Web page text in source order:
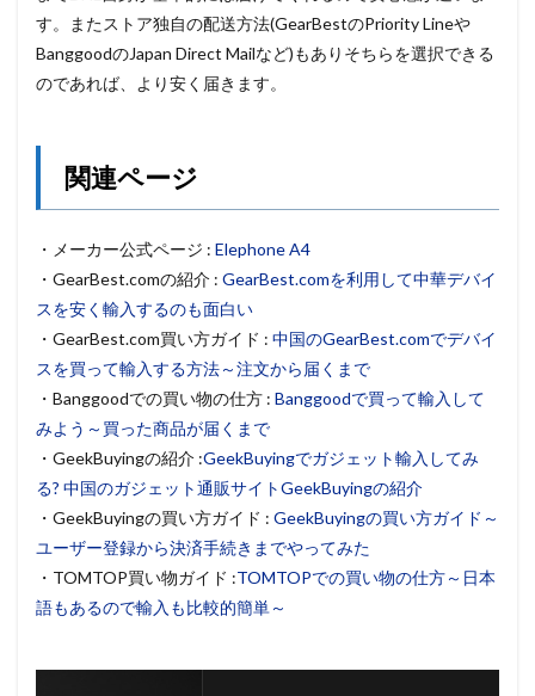
す。またストア独自の配送方法(GearBestのPriority Lineや
BanggoodのJapan Direct Mailなど)もありそちらを選択できる
のであれば、より安く届きます。
関連ページ
・メーカー公式ページ : Elephone A4
・GearBest.comの紹介 : GearBest.comを利用して中華デバイ
スを安く輸入するのも面白い
・GearBest.com買い方ガイド : 中国のGearBest.comでデバイ
スを買って輸入する方法～注文から届くまで
・Banggoodでの買い物の仕方 : Banggoodで買って輸入して
みよう～買った商品が届くまで
・GeekBuyingの紹介 :GeekBuyingでガジェット輸入してみ
る? 中国のガジェット通販サイトGeekBuyingの紹介
・GeekBuyingの買い方ガイド : GeekBuyingの買い方ガイド～
ユーザー登録から決済手続きまでやってみた
・TOMTOP買い物ガイド :TOMTOPでの買い物の仕方～日本
語もあるので輸入も比較的簡単～